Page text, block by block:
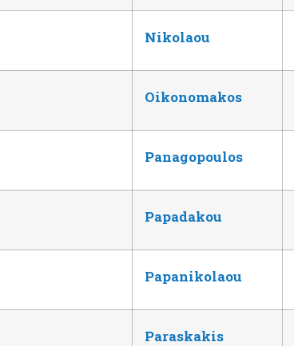
Nikolaou
Oikonomakos
Panagopoulos
Papadakou
Papanikolaou
Paraskakis